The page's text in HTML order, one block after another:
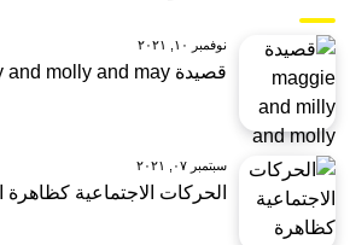
نوفمبر ١٠, ٢٠٢١
قصيدة maggie and milly and molly and may
سبتمبر ٠٧, ٢٠٢١
الحركات الاجتماعية كظاهرة